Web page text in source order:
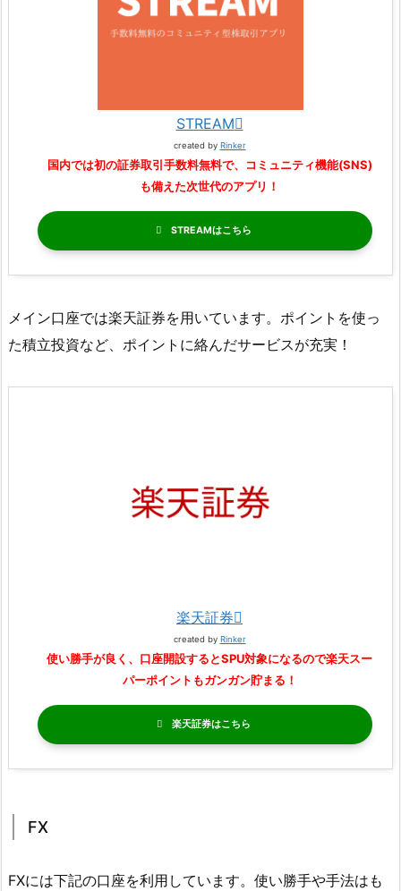
STREAM
created by Rinker
国内では初の証券取引手数料無料で、コミュニティ機能(SNS)
も備えた次世代のアプリ！
STREAM
メイン口座では楽天証券を用いています。ポイントを使っ
た積立投資など、ポイントに絡んだサービスが充実！
楽天証券
created by Rinker
使い勝手が良く、口座開設するとSPU対象になるので楽天スー
パーポイントもガンガン貯まる！
楽天証券
FX
FXには下記の口座を利用しています。使い勝手や手法はも